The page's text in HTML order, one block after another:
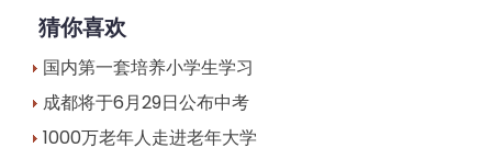
猜你喜欢
国内第一套培养小学生学习
成都将于6月29日公布中考
1000万老年人走进老年大学